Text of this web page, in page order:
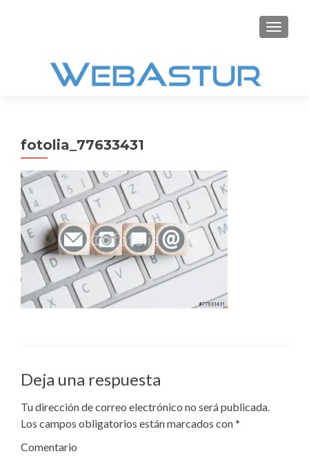
fotolia_77633431
Deja una respuesta
Tu dirección de correo electrónico no será publicada.
Los campos obligatorios están marcados con*
Comentario